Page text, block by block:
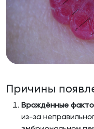
Причины
Врождённые
из-за